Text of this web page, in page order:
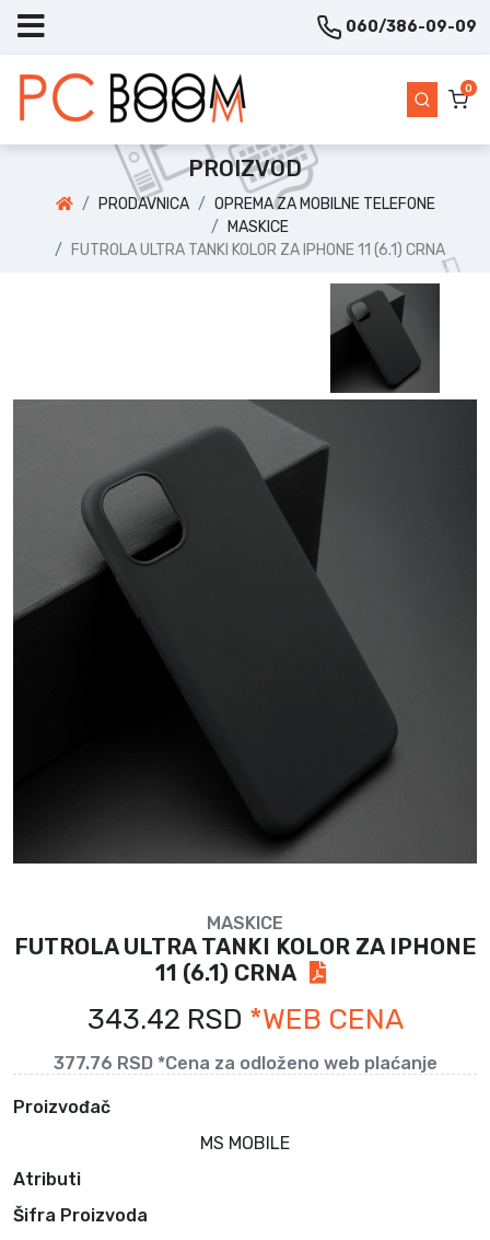
060/386-09-09
0
PROIZVOD
PRODAVNICA
OPREMA ZA MOBILNE TELEFONE
MASKICE
FUTROLA ULTRA TANKI KOLOR ZA IPHONE 11 (6.1) CRNA
MASKICE
FUTROLA ULTRA TANKI KOLOR ZA IPHONE
11 (6.1) CRNA
343.42 RSD *WEB CENA
377.76 RSD *Cena za odloženo web plaćanje
Proizvođač
MS MOBILE
Atributi
Šifra Proizvoda